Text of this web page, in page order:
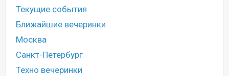
Текущие события
Ближайшие вечеринки
Москва
Санкт-Петербург
Техно вечеринки